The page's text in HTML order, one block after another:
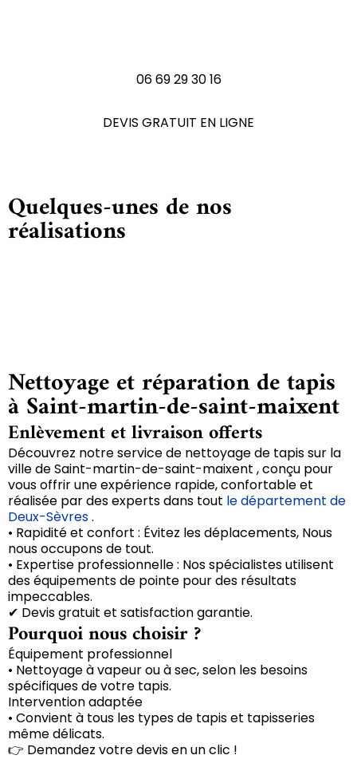
06 69 29 30 16
DEVIS GRATUIT EN LIGNE
Quelques-unes de nos
réalisations
Nettoyage et réparation de tapis
à Saint-martin-de-saint-maixent
Enlèvement et livraison offerts
Découvrez notre service de nettoyage de tapis sur la
ville de Saint-martin-de-saint-maixent , conçu pour
vous offrir une expérience rapide, confortable et
réalisée par des experts dans tout le département de
Deux-Sèvres.
• Rapidité et confort : Évitez les déplacements, Nous
nous occupons de tout.
• Expertise professionnelle : Nos spécialistes utilisent
des équipements de pointe pour des résultats
impeccables.
✔ Devis gratuit et satisfaction garantie.
Pourquoi nous choisir ?
Équipement professionnel
• Nettoyage à vapeur ou à sec, selon les besoins
spécifiques de votre tapis.
Intervention adaptée
• Convient à tous les types de tapis et tapisseries
même délicats.
👉 Demandez votre devis en un clic !